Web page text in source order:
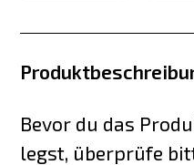
Bevor du das
legst, überprüfe